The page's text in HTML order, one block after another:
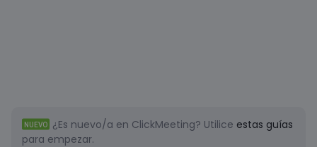
NUEVO ¿Es nuevo/a en ClickMeeting? Utilice estas guías
para empezar.